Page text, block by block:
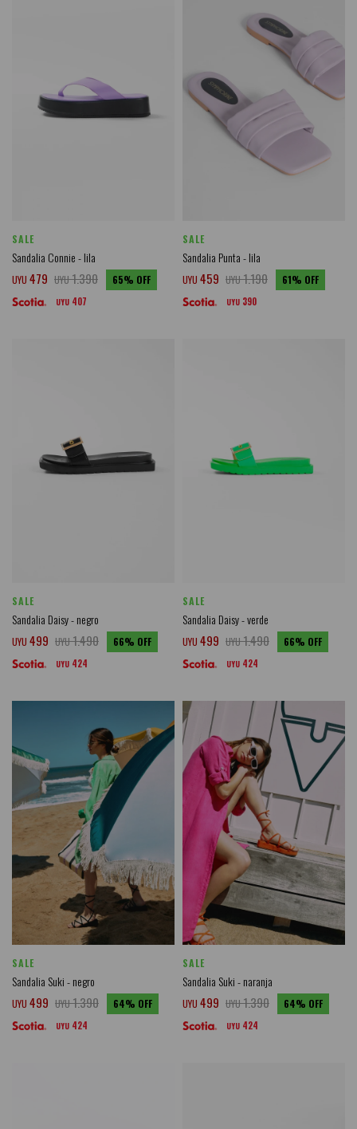
SALE
Sandalia Connie - lila
UYU 479 UYU1.390 65
UYU 407
SALE
Sandalia Punta - lila
UYU 459 UYU1.190 61
UYU 390
SALE
Sandalia Daisy - negro
UYU 499 UYU1.490 66
UYU 424
SALE
Sandalia Daisy - verde
UYU 499 UYU1.490 66
UYU 424
SALE
Sandalia Suki - negro
UYU 499 UYU1.390 64
UYU 424
SALE
Sandalia Suki - naranja
UYU 499 UYU1.390 64
UYU 424